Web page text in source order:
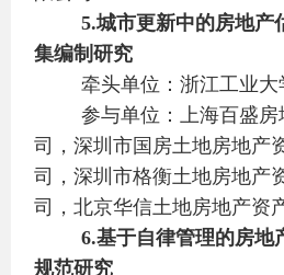
5.城市更新中的房地产
集编制研究
牵头单位：浙江工业大
参与单位：上海百盛
司，深圳市国房土地房地产
司，深圳市格衡土地房地产
司，北京华信土地房地产资
6.基于自律管理的房地
规范研究